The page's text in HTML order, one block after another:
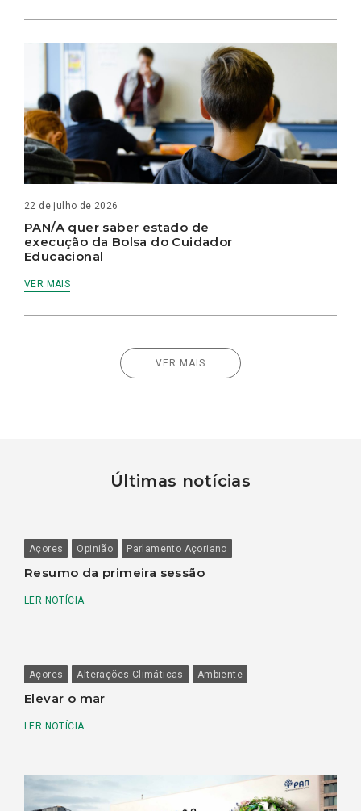
22 de julho de 2026
PAN/A quer saber estado de
execução da Bolsa do Cuidador
Educacional
VER MAIS
VER MAIS
Últimas notícias
Açores Opinião Parlamento Açoriano
Resumo da primeira sessão
LER NOTÍCIA
Açores Alterações Climáticas Ambiente
Elevar o mar
LER NOTÍCIA